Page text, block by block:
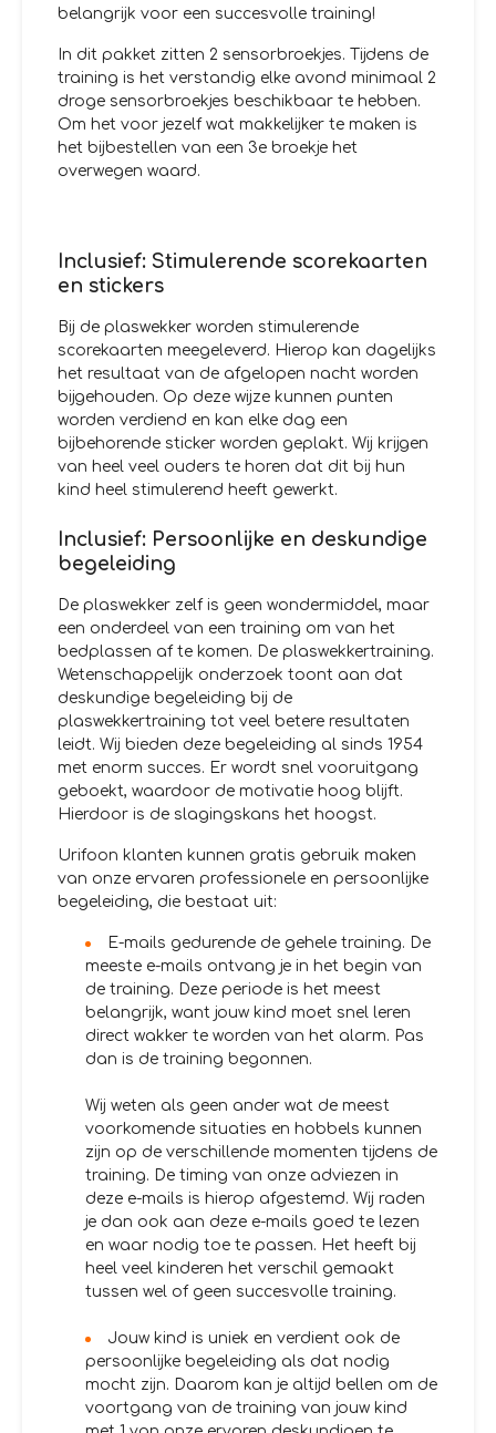
belangrijk voor een succesvolle training!
In dit pakket zitten 2 sensorbroekjes. Tijdens de
training is het verstandig elke avond minimaal 2
droge sensorbroekjes beschikbaar te hebben.
Om het voor jezelf wat makkelijker te maken is
het bijbestellen van een 3e broekje het
overwegen waard.
Inclusief: Stimulerende scorekaarten
en stickers
Bij de plaswekker worden stimulerende
scorekaarten meegeleverd. Hierop kan dagelijks
het resultaat van de afgelopen nacht worden
bijgehouden. Op deze wijze kunnen punten
worden verdiend en kan elke dag een
bijbehorende sticker worden geplakt. Wij krijgen
van heel veel ouders te horen dat dit bij hun
kind heel stimulerend heeft gewerkt.
Inclusief: Persoonlijke en deskundige
begeleiding
De plaswekker zelf is geen wondermiddel, maar
een onderdeel van een training om van het
bedplassen af te komen. De plaswekkertraining.
Wetenschappelijk onderzoek toont aan dat
deskundige begeleiding bij de
plaswekkertraining tot veel betere resultaten
leidt. Wij bieden deze begeleiding al sinds 1954
met enorm succes. Er wordt snel vooruitgang
geboekt, waardoor de motivatie hoog blijft.
Hierdoor is de slagingskans het hoogst.
Urifoon klanten kunnen gratis gebruik maken
van onze ervaren professionele en persoonlijke
begeleiding, die bestaat uit:
E-mails gedurende de gehele training. De
meeste e-mails ontvang je in het begin van
de training. Deze periode is het meest
belangrijk, want jouw kind moet snel leren
direct wakker te worden van het alarm. Pas
dan is de training begonnen.
Wij weten als geen ander wat de meest
voorkomende situaties en hobbels kunnen
zijn op de verschillende momenten tijdens de
training. De timing van onze adviezen in
deze e-mails is hierop afgestemd. Wij raden
je dan ook aan deze e-mails goed te lezen
en waar nodig toe te passen. Het heeft bij
heel veel kinderen het verschil gemaakt
tussen wel of geen succesvolle training.
Jouw kind is uniek en verdient ook de
persoonlijke begeleiding als dat nodig
mocht zijn. Daarom kan je altijd bellen om de
voortgang van de training van jouw kind